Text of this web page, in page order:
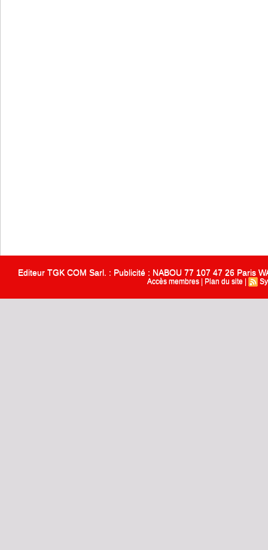
Editeur TGK COM Sarl. : Publicité : NABOU 77 107 47 26 Paris
Accès membres Plan du site